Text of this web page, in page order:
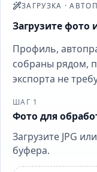
ЗАГРУЗКА ·
Загрузите фото
Профиль,
собраны рядом,
экспорта не
ШАГ 1
Фото для
Загрузите JPG
буфера.